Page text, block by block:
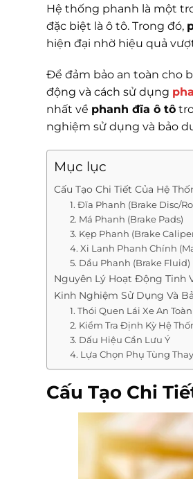
Hệ thống phanh là một
đặc biệt là ô tô. Trong đó,
hiện đại nhờ hiệu quả
Để đảm bảo an toàn cho
động và cách sử dụng
nhất về phanh đĩa ô tô
nghiệm sử dụng và bảo
Mục lục
Cấu Tạo Chi Tiết Của Hệ
1. Đĩa Phanh (Brake Disc/
2. Má Phanh (Brake Pads)
3. Kẹp Phanh (Brake
4. Xi Lanh Phanh Chính
5. Dầu Phanh (Brake Fluid)
Nguyên Lý Hoạt Động Tinh
Kinh Nghiệm Sử Dụng Và
1. Thói Quen Lái Xe An Toàn
2. Kiểm Tra Định Kỳ Hệ
3. Dấu Hiệu Cần Lưu Ý
4. Lựa Chọn Phụ Tùng
Cấu Tạo Chi